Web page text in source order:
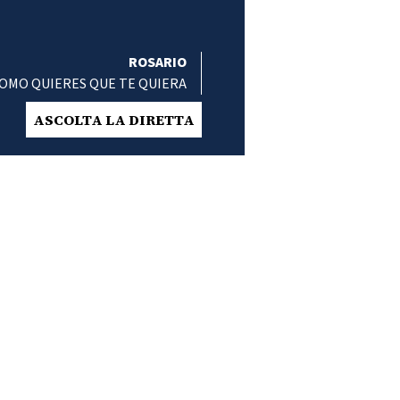
ROSARIO
QUIERES QUE TE QUIERA
ASCOLTA LA DIRETTA